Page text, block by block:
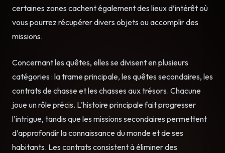
certaines zones cachent également des lieux d’intérêt où
vous pourrez récupérer divers objets ou accomplir des
missions.
Concernant les quêtes, elles se divisent en plusieurs
catégories : la trame principale, les quêtes secondaires, les
contrats de chasse et les chasses aux trésors. Chacune
joue un rôle précis. L’histoire principale fait progresser
l’intrigue, tandis que les missions secondaires permettent
d’approfondir la connaissance du monde et de ses
habitants. Les contrats consistent à éliminer des